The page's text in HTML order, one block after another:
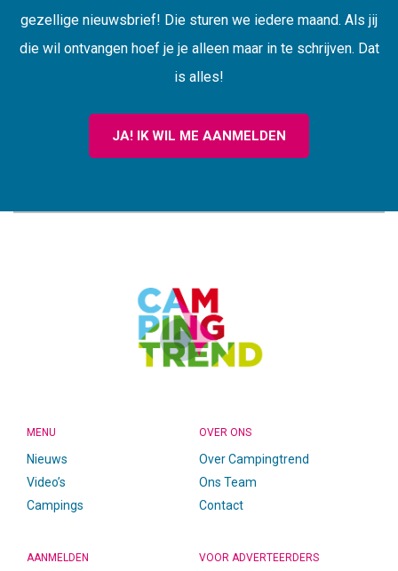
gezellige nieuwsbrief! Die sturen we iedere maand. Als jij
die wil ontvangen hoef je je alleen maar in te schrijven. Dat
is alles!
JA! IK WIL ME AANMELDEN
MENU
Nieuws
Video’s
Campings
OVER ONS
Over Campingtrend
Ons Team
Contact
AANMELDEN VOOR ADVERTEERDERS